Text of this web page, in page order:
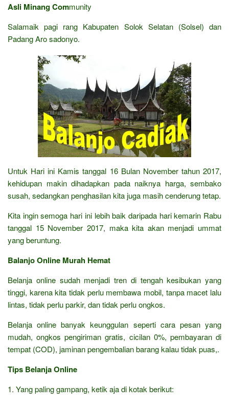
Asli Minang Community
Salamaik pagi rang Kabupaten Solok Selatan (Solsel) dan
Padang Aro sadonyo.
Untuk Hari ini Kamis tanggal 16 Bulan November tahun 2017,
kehidupan makin dihadapkan pada naiknya harga, sembako
susah, sedangkan penghasilan kita juga masih cenderung tetap.
Kita ingin semoga hari ini lebih baik daripada hari kemarin Rabu
tanggal 15 November 2017, maka kita akan menjadi ummat
yang beruntung.
Balanjo Online Murah Hemat
Belanja online sudah menjadi tren di tengah kesibukan yang
tinggi, karena kita tidak perlu membawa mobil, tanpa macet lalu
lintas, tidak perlu parkir, dan tidak perlu ongkos.
Belanja online banyak keunggulan seperti cara pesan yang
mudah, ongkos pengiriman gratis, cicilan 0%, pembayaran di
tempat (COD), jaminan pengembalian barang kalau tidak puas,.
Tips Belanja Online
1. Yang paling gampang, ketik aja di kotak berikut: